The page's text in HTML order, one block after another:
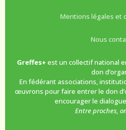
Mentions légales et
Nous
Greffes+ est un collectif national
don
En fédérant associations,
œuvrons pour faire entrer le don
encourager le
Entre proches,